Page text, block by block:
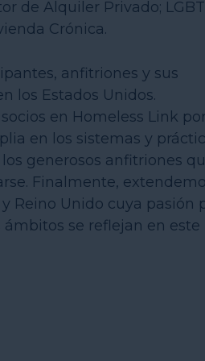
de Alquiler Privado;
Crónica.
anfitriones y sus
los Estados Unidos.
en Homeless Link por
en los sistemas y
generosos anfitriones
Finalmente,
Reino Unido cuya pasión
se reflejan en este